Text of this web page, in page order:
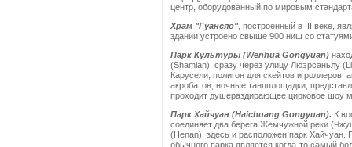
центр, оборудованный по мировым
Храм "Гуансяо", построенный в III веке,
здании устроено свыше 900 ниш со
Парк Культуры (Wenhua Gongyuan)
(Shamian), сразу через улицу Люэрсаньлу
Карусели, полигон для скейтов и
акробатов, ночные танцплощадки,
проходит душераздирающее цирковое шоу
Парк Хайчуан (Haichuang Gongyuan). К
соединяет два берега Жемчужной реки
(Henan), здесь и расположен парк Хайчуан.
обычного парка является когда-то самый